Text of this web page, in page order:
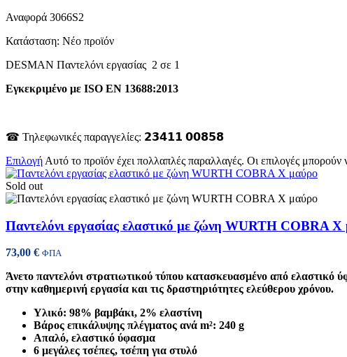
Αναφορά 3066S2
Κατάσταση: Νέο προϊόν
DESMAN Παντελόνι εργασίας 2 σε 1
Εγκεκριμένο με ISO EN 13688:2013
☎ Τηλεφωνικές παραγγελίες: 𝟮𝟯𝟰𝟭𝟭 𝟬𝟬𝟴𝟱𝟴
Επιλογή Αυτό το προϊόν έχει πολλαπλές παραλλαγές. Οι επιλογές μπορούν
Sold out
Παντελόνι εργασίας ελαστικό με ζώνη WURTH COBRA X
73,00 € ΦΠΑ
Άνετο παντελόνι στρατιωτικού τύπου κατασκευασμένο από ελαστικό
στην καθημερινή εργασία και τις δραστηριότητες ελεύθερου χρόνου.
Υλικό: 98% βαμβάκι, 2% ελαστίνη
Βάρος επικάλυψης πλέγματος ανά m²: 240 g
Απαλό, ελαστικό ύφασμα
6 μεγάλες τσέπες, τσέπη για στυλό